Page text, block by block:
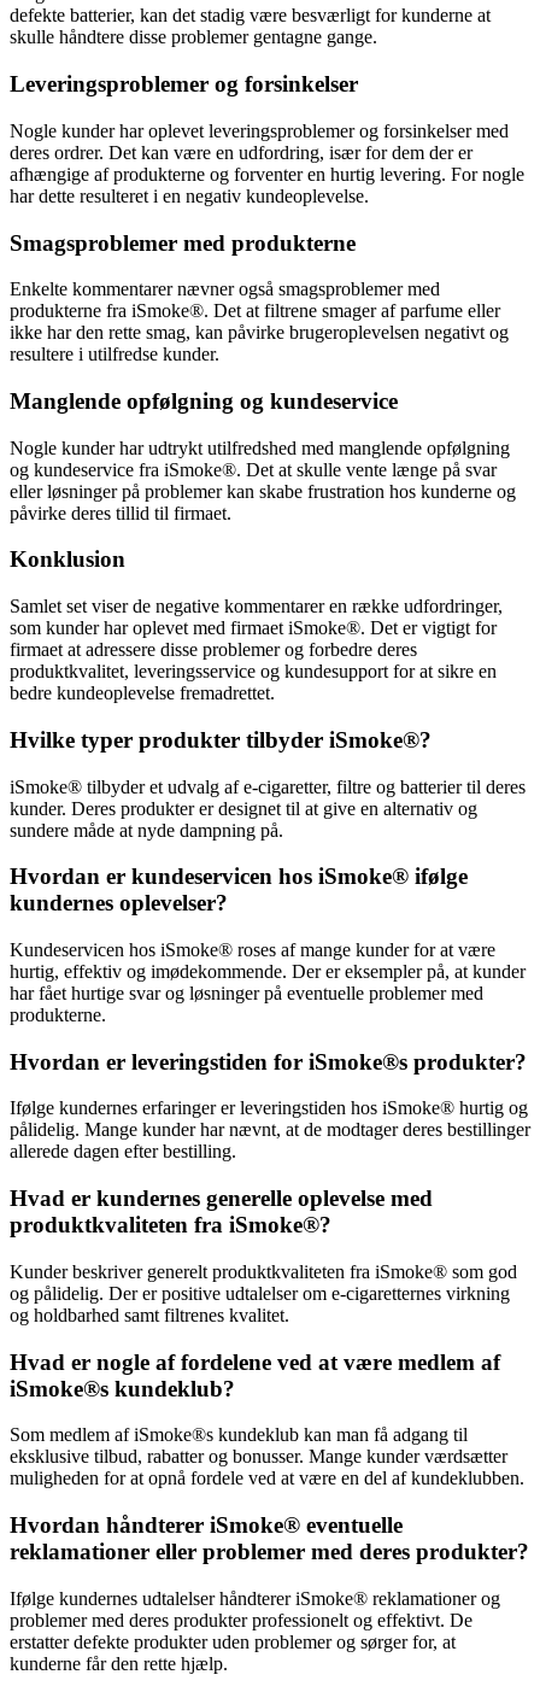
defekte batterier, kan det stadig være besværligt for kunderne at
skulle håndtere disse problemer gentagne gange.
Leveringsproblemer og forsinkelser
Nogle kunder har oplevet leveringsproblemer og forsinkelser med
deres ordrer. Det kan være en udfordring, især for dem der er
afhængige af produkterne og forventer en hurtig levering. For nogle
har dette resulteret i en negativ kundeoplevelse.
Smagsproblemer med produkterne
Enkelte kommentarer nævner også smagsproblemer med
produkterne fra iSmoke®. Det at filtrene smager af parfume eller
ikke har den rette smag, kan påvirke brugeroplevelsen negativt og
resultere i utilfredse kunder.
Manglende opfølgning og kundeservice
Nogle kunder har udtrykt utilfredshed med manglende opfølgning
og kundeservice fra iSmoke®. Det at skulle vente længe på svar
eller løsninger på problemer kan skabe frustration hos kunderne og
påvirke deres tillid til firmaet.
Konklusion
Samlet set viser de negative kommentarer en række udfordringer,
som kunder har oplevet med firmaet iSmoke®. Det er vigtigt for
firmaet at adressere disse problemer og forbedre deres
produktkvalitet, leveringsservice og kundesupport for at sikre en
bedre kundeoplevelse fremadrettet.
Hvilke typer produkter tilbyder iSmoke®?
iSmoke® tilbyder et udvalg af e-cigaretter, filtre og batterier til deres
kunder. Deres produkter er designet til at give en alternativ og
sundere måde at nyde dampning på.
Hvordan er kundeservicen hos iSmoke® ifølge
kundernes oplevelser?
Kundeservicen hos iSmoke® roses af mange kunder for at være
hurtig, effektiv og imødekommende. Der er eksempler på, at kunder
har fået hurtige svar og løsninger på eventuelle problemer med
produkterne.
Hvordan er leveringstiden for iSmoke®s produkter?
Ifølge kundernes erfaringer er leveringstiden hos iSmoke® hurtig og
pålidelig. Mange kunder har nævnt, at de modtager deres bestillinger
allerede dagen efter bestilling.
Hvad er kundernes generelle oplevelse med
produktkvaliteten fra iSmoke®?
Kunder beskriver generelt produktkvaliteten fra iSmoke® som god
og pålidelig. Der er positive udtalelser om e-cigaretternes virkning
og holdbarhed samt filtrenes kvalitet.
Hvad er nogle af fordelene ved at være medlem af
iSmoke®s kundeklub?
Som medlem af iSmoke®s kundeklub kan man få adgang til
eksklusive tilbud, rabatter og bonusser. Mange kunder værdsætter
muligheden for at opnå fordele ved at være en del af kundeklubben.
Hvordan håndterer iSmoke® eventuelle
reklamationer eller problemer med deres produkter?
Ifølge kundernes udtalelser håndterer iSmoke® reklamationer og
problemer med deres produkter professionelt og effektivt. De
erstatter defekte produkter uden problemer og sørger for, at
kunderne får den rette hjælp.